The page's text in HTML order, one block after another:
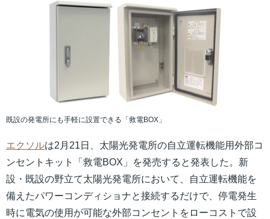
既設の発電所にも手軽に設置できる「救電BOX」
エクソルは2月21日、太陽光発電所の自立運転機能用外部コ
ンセントキット「救電BOX」を発売すると発表した。新
設・既設の野立て太陽光発電所において、自立運転機能を
備えたパワーコンディショナと接続するだけで、停電発生
時に電気の使用が可能な外部コンセントをローコストで設